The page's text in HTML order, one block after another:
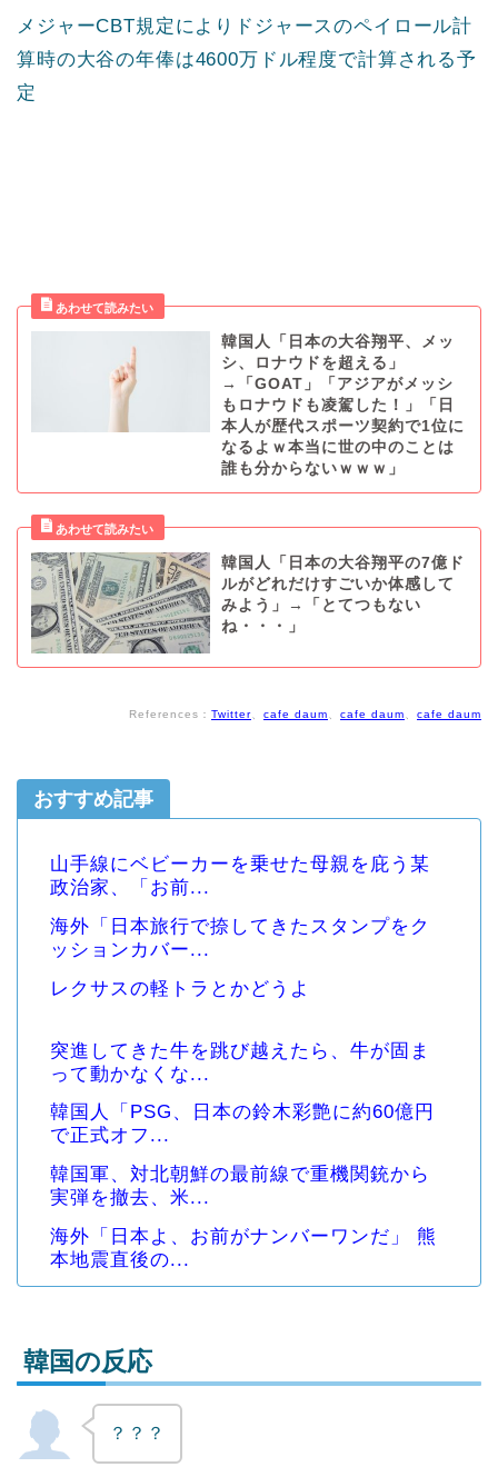
メジャーCBT規定によりドジャースのペイロール計
算時の大谷の年俸は4600万ドル程度で計算される予
定
韓国人「日本の大谷翔平、メッ
シ、ロナウドを超える」
→「GOAT」「アジアがメッシ
もロナウドも凌駕した！」「日
本人が歴代スポーツ契約で1位に
なるよｗ本当に世の中のことは
誰も分からないｗｗｗ」
韓国人「日本の大谷翔平の7億ド
ルがどれだけすごいか体感して
みよう」→「とてつもない
ね・・・」
References： Twitter cafe daum cafe daum cafe daum
おすすめ記事
山手線にベビーカーを乗せた母親を庇う某
政治家、「お前...
海外「日本旅行で捺してきたスタンプをク
ッションカバー...
レクサスの軽トラとかどうよ
突進してきた牛を跳び越えたら、牛が固ま
って動かなくな...
韓国人「PSG、日本の鈴木彩艶に約60億円
で正式オフ...
韓国軍、対北朝鮮の最前線で重機関銃から
実弾を撤去、米...
海外「日本よ、お前がナンバーワンだ」 熊
本地震直後の...
Powered by livedoor 相互RSS
韓国の反応
？？？